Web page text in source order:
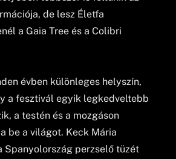
de lesz Életfa
a Gaia Tree és a Colibri
évben különleges helyszín,
a fesztivál egyik legkedveltebb
a testén és a mozgáson
be a világot. Keck Mária
Spanyolország perzselő tüzét